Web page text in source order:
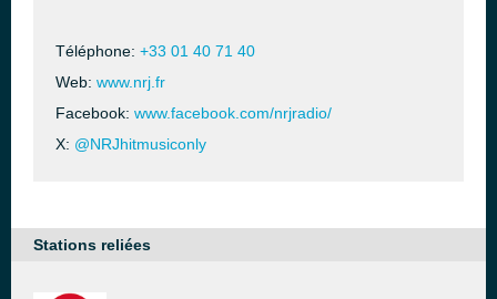
Téléphone: +33 01 40 71 40
Web: www.nrj.fr
Facebook: www.facebook.com/nrjradio/
X: @NRJhitmusiconly
Stations reliées